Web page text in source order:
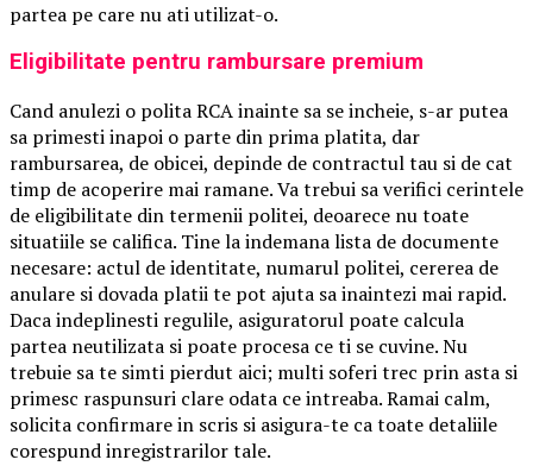
partea pe care nu ati utilizat-o.
Eligibilitate pentru rambursare premium
Cand anulezi o polita RCA inainte sa se incheie, s-ar putea
sa primesti inapoi o parte din prima platita, dar
rambursarea, de obicei, depinde de contractul tau si de cat
timp de acoperire mai ramane. Va trebui sa verifici cerintele
de eligibilitate din termenii politei, deoarece nu toate
situatiile se califica. Tine la indemana lista de documente
necesare: actul de identitate, numarul politei, cererea de
anulare si dovada platii te pot ajuta sa inaintezi mai rapid.
Daca indeplinesti regulile, asiguratorul poate calcula
partea neutilizata si poate procesa ce ti se cuvine. Nu
trebuie sa te simti pierdut aici; multi soferi trec prin asta si
primesc raspunsuri clare odata ce intreaba. Ramai calm,
solicita confirmare in scris si asigura-te ca toate detaliile
corespund inregistrarilor tale.